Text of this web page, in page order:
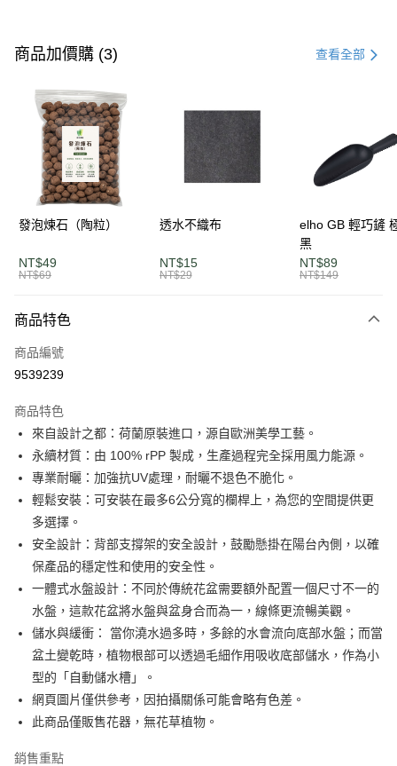
信用卡一次付款
Apple Pay
街口支付
悠遊付
AFTEE先享後付
【關於「AFTEE先享後付」】
AFTEE先享後付是「在收到商品之後才付款」的支付方式。 讓您購物簡單
２．便利：只要手機號碼，簡訊認證，即可結帳。
【「AFTEE先享後付」結帳流程】
２．訂單成立數日內，您將收到繳費通知簡訊。
３．收到繳費通知簡訊後14天內，點擊此簡訊中的連結，可透過四大超商／
ATM／網路銀行／等多元方式進行付款，方視為交易完成。
※ 請注意：結帳手續完成當下不需立刻繳費，但若您需要取消訂單，請聯絡
購買商品的店家。未經商家同意取消之訂單仍視為有效，需透過AFTEE先享
後付繳納相關費用。
※ 交易是否成功請以「AFTEE先享後付 」之結帳頁面顯示為準，若有關於
是否繳費成功／繳費後需取消欲退款等相關疑問，請聯繫「AFTEE先享後付
客戶支援中心」https://netprotections.freshdesk.com/support/home
１．透過由恩沛科技股份有限公司提供之「AFTEE先享後付」服務完成之交
易，需依本服務之必要範圍內提供個人資料，並將交易相關給付款項請求債
權轉讓予恩沛科技股份有限公司。
２．關於個人資料處理事宜，請瀏覽以下網址：
https://aftee.tw/terms/#terms3
３．未成年的使用者請事先徵得法定代理人或監護人之同意方可使用
任。
４．使用「AFTEE先享後付」時，將依據個別帳號之用戶狀況，依本公司即
請求用戶進行身份認證。
ATM付款
運送方式
單筆滿$1200免運
每筆NT$120，滿NT$1,200(含以上)免運費
每筆NT$250，滿NT$2,000(含以上)免運費
商品加價購 (3) 查看全部
發泡煉石（陶粒）
NT$49
NT$69
透水不織布
NT$15
NT$29
elho GB 輕巧鏟
黑
NT$89
NT$149
商品特色
商品編號
9539239
商品特色
來自設計之都：荷蘭原裝進口，源自歐洲美學工藝。
永續材質：由 100% rPP 製成，生產過程完全採用風力能源。
專業耐曬：加強抗UV處理，耐曬不退色不脆化。
輕鬆安裝：可安裝在最多6公分寬的欄桿上，為您的空間提供更
多選擇。
安全設計：背部支撐架的安全設計，鼓勵懸掛在陽台內側，以確
保產品的穩定性和使用的安全性。
一體式水盤設計：不同於傳統花盆需要額外配置一個尺寸不一的
水盤，這款花盆將水盤與盆身合而為一，線條更流暢美觀。
儲水與緩衝： 當你澆水過多時，多餘的水會流向底部水盤；而當
盆土變乾時，植物根部可以透過毛細作用吸收底部儲水，作為小
型的「自動儲水槽」。
網頁圖片僅供參考，因拍攝關係可能會略有色差。
此商品僅販售花器，無花草植物。
銷售重點